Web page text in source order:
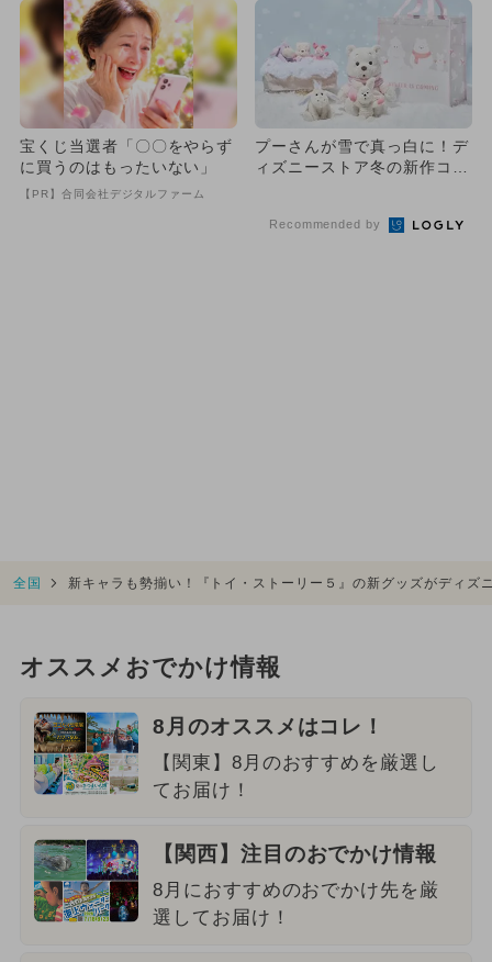
宝くじ当選者「〇〇をやらず
に買うのはもったいない」
【PR】合同会社デジタルファーム
プーさんが雪で真っ白に！デ
ィズニーストア冬の新作コレ
Recommended by
全国 新キャラも勢揃い！『トイ・ストーリー５』の新グッズがディズ
オススメおでかけ情報
8月のオススメはコレ！
【関東】8月のおすすめを厳選し
てお届け！
【関西】注目のおでかけ情報
8月におすすめのおでかけ先を厳
選してお届け！